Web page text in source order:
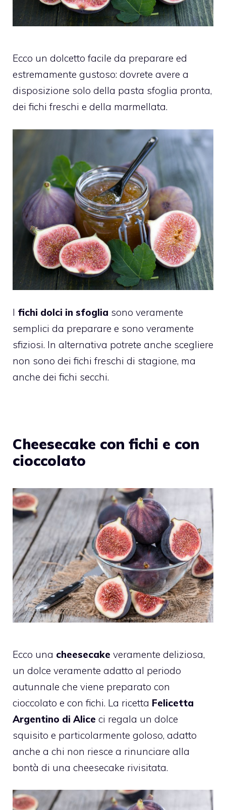
Ecco un dolcetto facile da preparare ed
estremamente gustoso: dovrete avere a
disposizione solo della pasta sfoglia pronta,
dei fichi freschi e della marmellata.
I fichi dolci in sfoglia sono veramente
semplici da preparare e sono veramente
sfiziosi. In alternativa potrete anche scegliere
non sono dei fichi freschi di stagione, ma
anche dei fichi secchi.
Cheesecake con fichi e con
cioccolato
Ecco una cheesecake veramente deliziosa,
un dolce veramente adatto al periodo
autunnale che viene preparato con
cioccolato e con fichi. La ricetta Felicetta
Argentino di Alice ci regala un dolce
squisito e particolarmente goloso, adatto
anche a chi non riesce a rinunciare alla
bontà di una cheesecake rivisitata.